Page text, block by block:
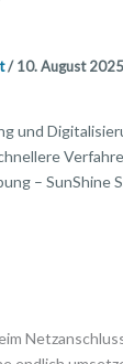
/10. August 2025